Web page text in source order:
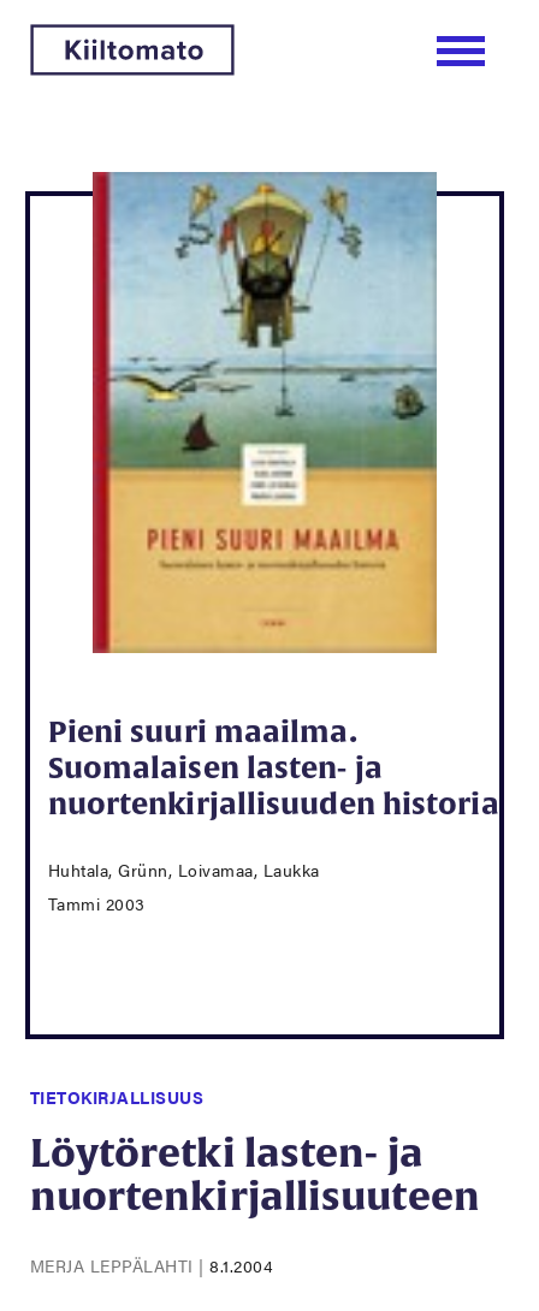
Pieni suuri maailma.
Suomalaisen lasten- ja
nuortenkirjallisuuden historia
Huhtala, Grünn, Loivamaa, Laukka
Tammi 2003
TIETOKIRJALLISUUS
Löytöretki lasten- ja
nuortenkirjallisuuteen
MERJA LEPPÄLAHTI |8.1.2004